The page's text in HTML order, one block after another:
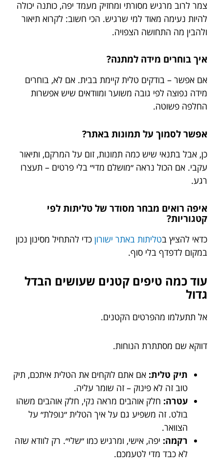
צמר לרוב מרגיש מסורתי ומחזיק מעמד יפה, כותנה יכולה
להיות נעימה מאוד למי שרגיש. הכי חשוב: לקרוא תיאור
ולהבין מה התחושה הצפויה.
איך בוחרים מידה למתנה?
אם אפשר – בודקים טלית קיימת בבית. אם לא, בוחרים
מידה נפוצה לפי גובה משוער ומוודאים שיש אפשרות
החלפה פשוטה.
אפשר לסמוך על תמונות באתר?
כן, אבל בתנאי שיש כמה תמונות, זום על המרקם, ותיאור
עקבי. אם הכול נראה ״מושלם מדי״ בלי פרטים – תעצרו
רגע.
איפה רואים מבחר מסודר של טליתות לפי
קטגוריות?
כדאי להציץ בטליתות באתר ישורון כדי להתחיל מסינון נכון
במקום לדפדף בלי סוף.
עוד כמה טיפים קטנים שעושים הבדל
גדול
אל תתעלמו מהפרטים הקטנים.
דווקא שם מסתתרת הנוחות.
תיק טלית: אם אתם לוקחים את הטלית איתכם, תיק
טוב זה לא פינוק – זה שומר עליה.
עטרה: חלק אוהבים מראה נקי, חלק אוהבים משהו
בולט. זה משפיע גם על איך הטלית ״נופלת״ על
הצוואר.
רקמה: יפה, אישי, ומרגיש כמו ״שלי״. רק לוודא שזה
לא כבד מדי לטעמכם.